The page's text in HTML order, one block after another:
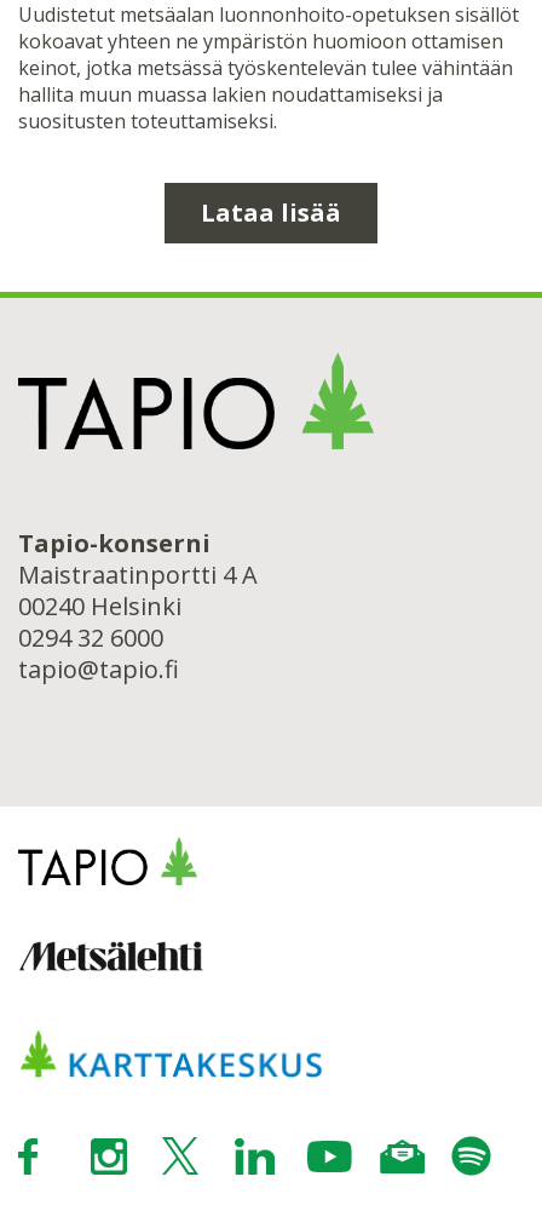
Uudistetut metsäalan luonnonhoito-opetuksen sisällöt
kokoavat yhteen ne ympäristön huomioon ottamisen
keinot, jotka metsässä työskentelevän tulee vähintään
hallita muun muassa lakien noudattamiseksi ja
suositusten toteuttamiseksi.
Lataa lisää
Tapio-konserni
Maistraatinportti 4 A
00240 Helsinki
0294 32 6000
tapio@tapio.fi